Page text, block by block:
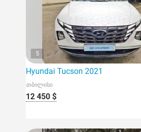
5
Hyundai Tucson 2021
თბილისი
12 450 $